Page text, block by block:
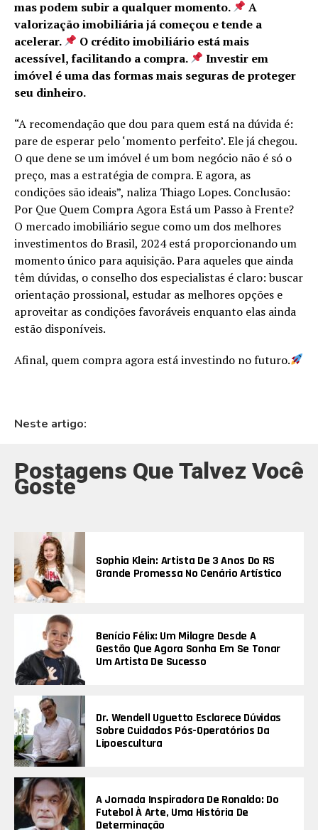
mas podem subir a qualquer momento.
A
valorização imobiliária já começou e tende a
acelerar.
O crédito imobiliário está mais
acessível, facilitando a compra.
Investir em
imóvel é uma das formas mais seguras de proteger
seu dinheiro.
“A recomendação que dou para quem está na dúvida é:
pare de esperar pelo ‘momento perfeito’. Ele já chegou.
O que dene se um imóvel é um bom negócio não é só o
preço, mas a estratégia de compra. E agora, as
condições são ideais”, naliza Thiago Lopes. Conclusão:
Por Que Quem Compra Agora Está um Passo à Frente?
O mercado imobiliário segue como um dos melhores
investimentos do Brasil, 2024 está proporcionando um
momento único para aquisição. Para aqueles que ainda
têm dúvidas, o conselho dos especialistas é claro: buscar
orientação prossional, estudar as melhores opções e
aproveitar as condições favoráveis enquanto elas ainda
estão disponíveis.
Afinal, quem compra agora está investindo no futuro.
Neste artigo:
Postagens Que Talvez Você
Goste
Sophia Klein: Artista De 3 Anos Do RS
Grande Promessa No Cenário Artístico
Benício Félix: Um Milagre Desde A
Gestão Que Agora Sonha Em Se Tonar
Um Artista De Sucesso
Dr. Wendell Uguetto Esclarece Dúvidas
Sobre Cuidados Pós-Operatórios Da
Lipoescultura
A Jornada Inspiradora De Ronaldo: Do
Futebol À Arte, Uma História De
Determinação